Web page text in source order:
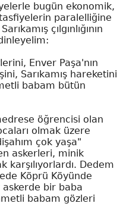
bugün ekonomik,
paralelliğine
çılgınlığının
Enver Paşa'nın
Sarıkamış hareketini
babam bütün
öğrencisi olan
olmak üzere
çok yaşa"
askerleri, minik
karşılıyorlardı. Dedem
Köprü Köyünde
askerde bir baba
babam gözleri